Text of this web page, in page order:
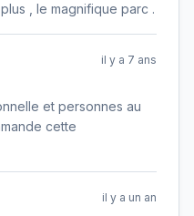
, le magnifique parc .
il y a 7 ans
et personnes au
cette
il y a un an